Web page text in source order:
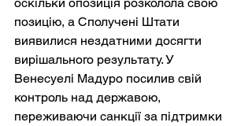
позицію, а Сполучені Штати
виявилися нездатними досягти
вирішального результату. У
Венесуелі Мадуро посилив свій
контроль над державою,
переживаючи санкції за підтримки